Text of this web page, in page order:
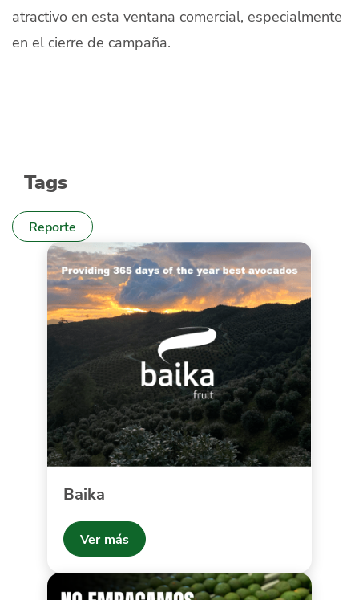
atractivo en esta ventana comercial, especialmente
en el cierre de campaña.
Tags
Reporte
Baika
Ver más